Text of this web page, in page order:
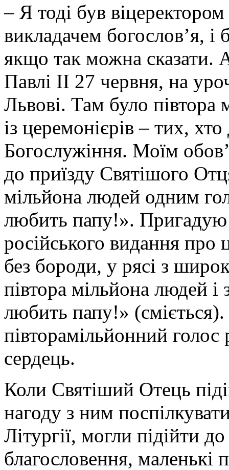
– Я тоді був віцеректором
викладачем богослов’я, і
якщо так можна сказати.
Павлі ІІ 27 червня, на
Львові. Там було
із церемонієрів – тих,
Богослужіння. Моїм
до приїзду Святішого
мільйона людей одним
любить папу!». Пригадую
російського видання
без бороди, у рясі з
півтора мільйона людей і
любить папу!»
півторамільйонний
сердець.
Коли Святіший Отець
нагоду з ним
Літургії, могли підійти
благословення, маленькі